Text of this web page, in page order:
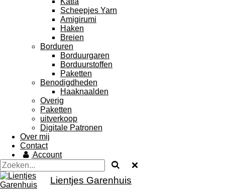
Scheepjes Yarn
Amigirumi
Haken
Breien
Borduren
Borduurgaren
Borduurstoffen
Paketten
Benodigdheden
Haaknaalden
Overig
Paketten
uitverkoop
Digitale Patronen
Over mij
Contact
Account
Lientjes Garenhuis